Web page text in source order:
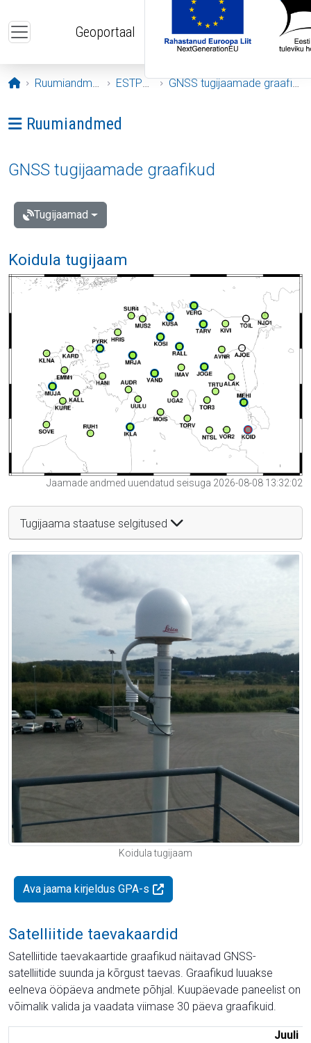
Geoportaal
Avaleht
Ruumiandmed ESTPOS GNSS tugijaamade graafikud
Ava menüü: Ruumiandmed
Ruumiandmed
GNSS tugijaamade graafikud
Tugijaamad
Koidula tugijaam
Jaamade andmed uuendatud seisuga 2026-08-08 13:32:02
Tugijaama staatuse selgitused
Koidula tugijaam
Ava jaama kirjeldus GPA-s
Satelliitide taevakaardid
Satelliitide taevakaartide graafikud näitavad GNSS-
satelliitide suunda ja kõrgust taevas. Graafikud luuakse
eelneva ööpäeva andmete põhjal. Kuupäevade paneelist on
võimalik valida ja vaadata viimase 30 päeva graafikuid.
Juuli